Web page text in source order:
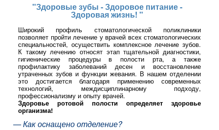
"Здоровые зубы - Здоровое питание -
Здоровая жизнь! "
Широкий профиль стоматологической поликлиники
позволяет пройти лечение у врачей всех стоматологических
специальностей, осуществить комплексное лечение зубов.
К такому лечению относят этап тщательной диагностики,
гигиенические процедуры в полости рта, а также
профилактику заболеваний десен и восстановление
утраченных зубов и функции жевания. В нашем отделении
это достигается благодаря применению современных
технологий, междисциплинарному подходу,
профессионализму и опыту врачей.
Здоровье ротовой полости определяет здоровье
организма!
— Как оснащено отделение?